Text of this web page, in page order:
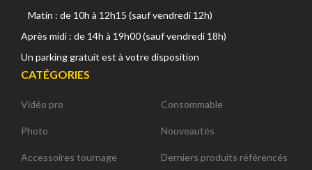
Matin : de 10h à 12h15 (sauf vendredi 12h)
Après midi : de 14h à 19h00 (sauf vendredi 18h)
Un parking gratuit est à votre disposition
CATÉGORIES
Vidéo pro
Photo
Accessoires tournage
Consommable
Nouveautés
Derniers produits référencés